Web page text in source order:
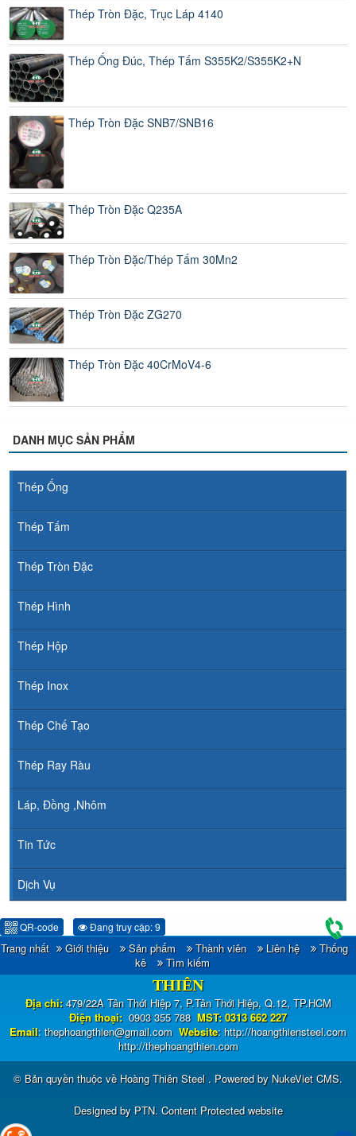
Thép Tròn Đặc, Trục Láp 4140
Thép Ống Đúc, Thép Tấm S355K2/S355K2+N
Thép Tròn Đặc SNB7/SNB16
Thép Tròn Đặc Q235A
Thép Tròn Đặc/Thép Tấm 30Mn2
Thép Tròn Đặc ZG270
Thép Tròn Đặc 40CrMoV4-6
DANH MỤC SẢN PHẨM
Thép Ống
Thép Tấm
Thép Tròn Đặc
Thép Hình
Thép Hộp
Thép Inox
Thép Chế Tạo
Thép Ray Ràu
Láp, Đồng ,Nhôm
Tin Tức
Dịch Vụ
QR-code Đang truy cập: 9
Trang nhất Giới thiệu Sản phẩm Thành viên Liên hệ
Thống
kê
Tìm kiếm
CÔNG TY TNHH ĐẦU TƯ TM - XNK HOÀNG
THIÊN
Địa chỉ:479/22A Tân Thới Hiệp 7, P.Tân Thới Hiệp, Q.12, TP.HCM
Điện thoại: 0903 355 788 MST: 0313 662 227
Email: thephoangthien@gmail.com Website: http://hoangthiensteel.com
http://thephoangthien.com
© Bản quyền thuộc về Hoàng Thiên Steel . Powered by NukeViet CMS.
Designed by PTN. Content Protected website